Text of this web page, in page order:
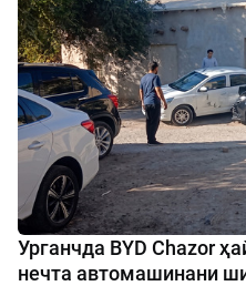
Урганчда BYD Chazor
нечта автомашинани